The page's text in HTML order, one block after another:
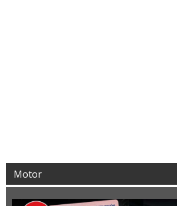
Motor